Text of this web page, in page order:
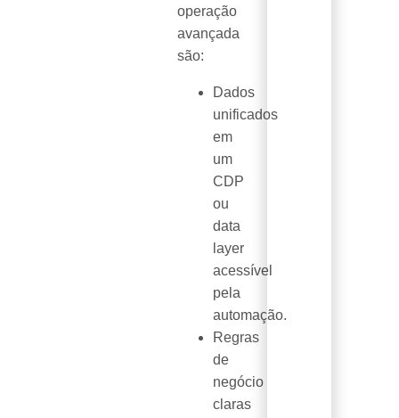
operação
avançada
são:
Dados
unificados
em
um
CDP
ou
data
layer
acessível
pela
automação.
Regras
de
negócio
claras